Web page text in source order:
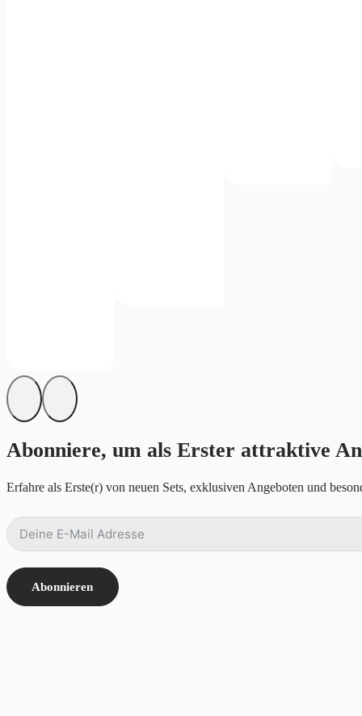
Abonniere, um als Erster attraktive
Erfahre als Erste(r) von neuen Sets, exklusiven Angeboten und
Abonnieren